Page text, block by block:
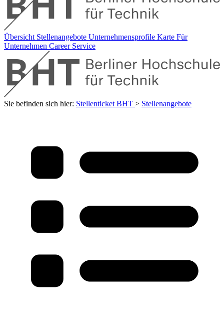
Übersicht Stellenangebote Unternehmensprofile Karte Für
Unternehmen Career Service
Sie befinden sich hier: Stellenticket BHT > Stellenangebote